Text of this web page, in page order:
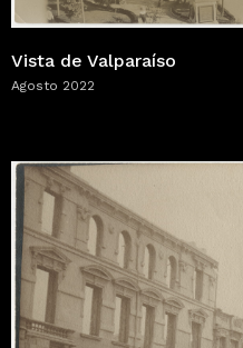
Vista de Valparaíso
Agosto 2022